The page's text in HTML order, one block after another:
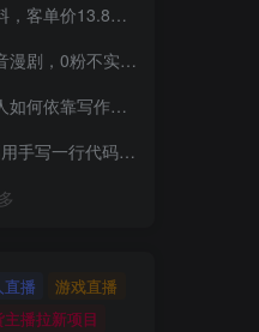
，279天卖了20w
一小时，月入1W+【揭秘】
启你的写作复利之路（更新6月）
流程，普通人也能做出自己的软件
直播
游戏直播
主播拉新项目